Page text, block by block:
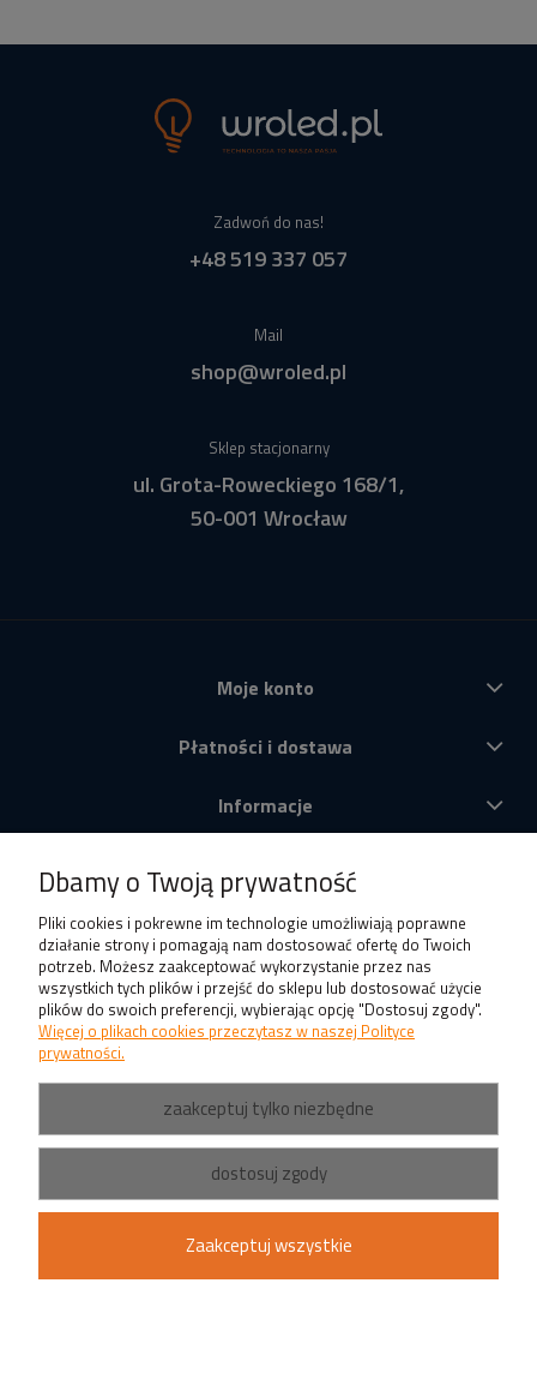
Zadwoń do nas!
+48 519 337 057
Mail
shop@wroled.pl
Sklep stacjonarny
ul. Grota-Roweckiego 168/1,
50-001 Wrocław
Moje konto
Płatności i dostawa
Informacje
Produkty
Dbamy o Twoją prywatność
Pliki cookies i pokrewne im technologie umożliwiają poprawne
działanie strony i pomagają nam dostosować ofertę do Twoich
potrzeb. Możesz zaakceptować wykorzystanie przez nas
wszystkich tych plików i przejść do sklepu lub dostosować użycie
plików do swoich preferencji, wybierając opcję "Dostosuj zgody".
Więcej o plikach cookies przeczytasz w naszej Polityce
prywatności.
zaakceptuj tylko niezbędne
dostosuj zgody
Zaakceptuj wszystkie